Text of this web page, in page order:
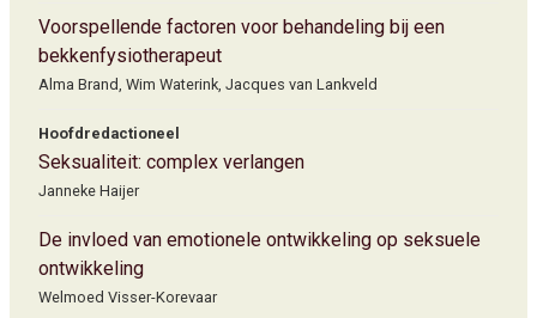
Voorspellende factoren voor behandeling bij een
bekkenfysiotherapeut
Alma Brand, Wim Waterink, Jacques van Lankveld
Hoofdredactioneel
Seksualiteit: complex verlangen
Janneke Haijer
De invloed van emotionele ontwikkeling op seksuele
ontwikkeling
Welmoed Visser-Korevaar